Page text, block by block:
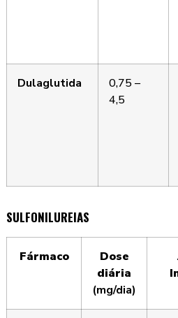
Dulaglutida
0,75 –
4,5
SULFONILUREIAS
Fármaco
Dose
diária
(mg/dia)